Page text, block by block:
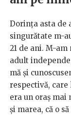
Dorința asta de
singurătate m-
21 de ani. M-
adult
mă și
respectivă, care
era un oraș mai
și marea, că o